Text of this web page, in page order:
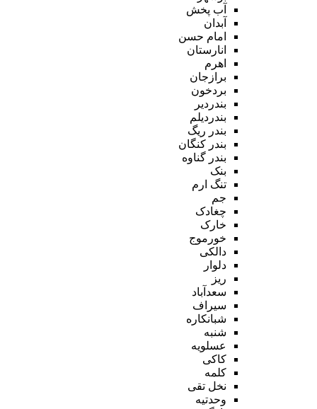
آب پخش
آبدان
امام حسن
انارستان
اهرم
برازجان
بردخون
بندردیر
بندردیلم
بندر ریگ
بندر کنگان
بندر گناوه
بنک
تنگ ارم
جم
چغادک
خارک
خورموج
دالکی
دلوار
ریز
سعدآباد
سیراف
شبانکاره
شنبه
عسلویه
کاکی
کلمه
نخل تقی
وحدتیه